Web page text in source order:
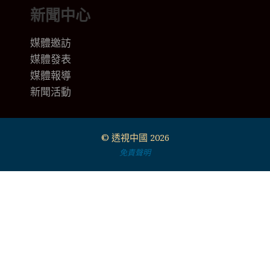
新聞中心
媒體邀訪
媒體發表
媒體報導
新聞活動
© 透視中國 2026
免責聲明